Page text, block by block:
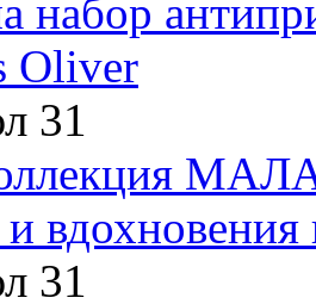
набор
Oliver
31
31